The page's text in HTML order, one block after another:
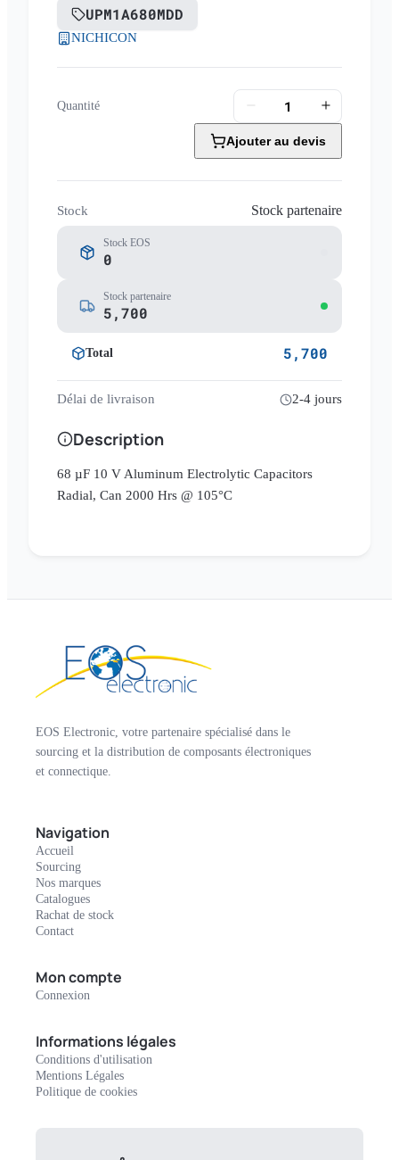
UPM1A680MDD
NICHICON
Quantité
Ajouter au devis
Stock Stock partenaire
Stock EOS
0
Stock partenaire
5,700
Total 5,700
Délai de livraison 2-4 jours
Description
68 µF 10 V Aluminum Electrolytic Capacitors
Radial, Can 2000 Hrs @ 105°C
EOS Electronic, votre partenaire spécialisé dans le
sourcing et la distribution de composants électroniques
et connectique.
Navigation
Accueil
Sourcing
Nos marques
Catalogues
Rachat de stock
Contact
Mon compte
Connexion
Informations légales
Conditions d'utilisation
Mentions Légales
Politique de cookies